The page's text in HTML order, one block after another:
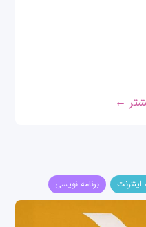
←
اینترنت برنامه نویسی